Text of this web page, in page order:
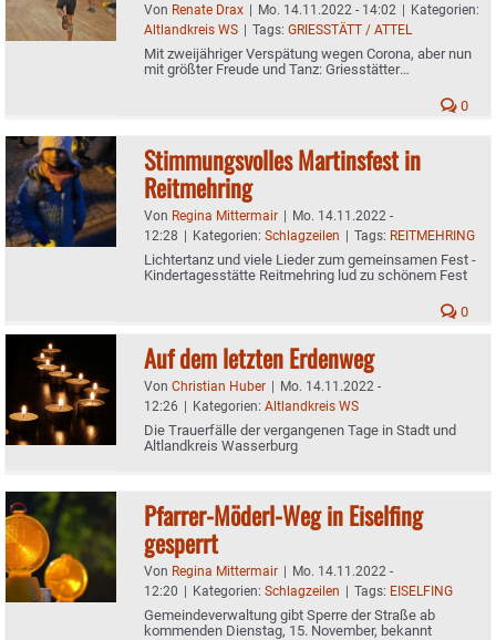
Von Renate Drax | Mo. 14.11.2022 - 14:02 | Kategorien:
Altlandkreis WS | Tags: GRIESSTÄTT / ATTEL
Mit zweijähriger Verspätung wegen Corona, aber nun
mit größter Freude und Tanz: Griesstätter
0
Stimmungsvolles Martinsfest in
Reitmehring
Von Regina Mittermair | Mo. 14.11.2022 -
12:28 | Kategorien: Schlagzeilen | Tags: REITMEHRING
Lichtertanz und viele Lieder zum gemeinsamen Fest -
Kindertagesstätte Reitmehring lud zu schönem Fest
0
Auf dem letzten Erdenweg
Von Christian Huber | Mo. 14.11.2022 -
12:26 | Kategorien: Altlandkreis WS
Die Trauerfälle der vergangenen Tage in Stadt und
Altlandkreis Wasserburg
Pfarrer-Möderl-Weg in Eiselfing
gesperrt
Von Regina Mittermair | Mo. 14.11.2022 -
12:20 | Kategorien: Schlagzeilen | Tags: EISELFING
Gemeindeverwaltung gibt Sperre der Straße ab
kommenden Dienstag, 15. November, bekannt